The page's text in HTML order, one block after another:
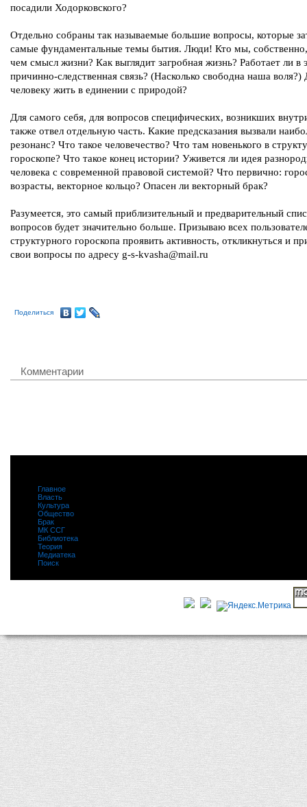
посадили Ходорковского?
Отдельно собраны так называемые большие вопросы, которые
самые фундаментальные темы бытия. Люди! Кто мы,
чем смысл жизни? Как выглядит загробная жизнь? Работает ли в
причинно-следственная связь? (Насколько свободна наша
человеку жить в единении с природой?
Для самого себя, для вопросов специфических, возникших
также отвел отдельную часть. Какие предсказания вызвали
резонанс? Что такое человечество? Что там новенького в
гороскопе? Что такое конец истории? Уживется ли идея
человека с современной правовой системой? Что первично:
возрасты, векторное кольцо? Опасен ли векторный брак?
Разумеется, это самый приблизительный и предварительный
вопросов будет значительно больше. Призываю всех
структурного гороскопа проявить активность, откликнуться и
свои вопросы по адресу g-s-kvasha@mail.ru
Поделиться
Комментарии
Главное
Власть
Культура
Общество
Брак
МК ССГ
Библиотека
Теория
Медиатека
Поиск